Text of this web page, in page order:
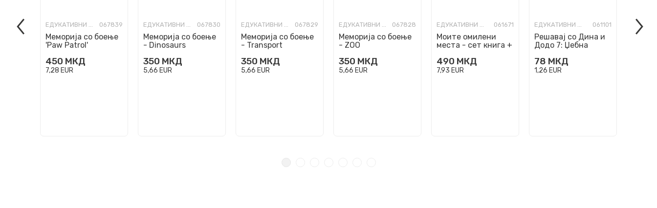
ЕДУКАТИВНИ ИГРИ И КВИЗОВИ 067839
Меморија со боење
'Paw Patrol'
450 МКД
7,28 EUR
ЕДУКАТИВНИ ИГРИ И КВИЗОВИ 067830
Меморија со боење
- Dinosaurs
350 МКД
5,66 EUR
ЕДУКАТИВНИ ИГРИ И КВИЗОВИ 067829
Меморија со боење
- Transport
350 МКД
5,66 EUR
ЕДУКАТИВНИ ИГРИ И КВИЗОВИ 067828
Меморија со боење
- ZOO
350 МКД
5,66 EUR
ЕДУКАТИВНИ ИГРИ И КВИЗОВИ 061671
Моите омилени
места - сет книга +
490 МКД
7,93 EUR
ЕДУКАТИВНИ ИГРИ И КВИЗОВИ 061101
Решавај со Дина и
Додо 7: Џебна
78 МКД
1,26 EUR